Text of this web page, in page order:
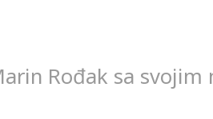
Rođak sa